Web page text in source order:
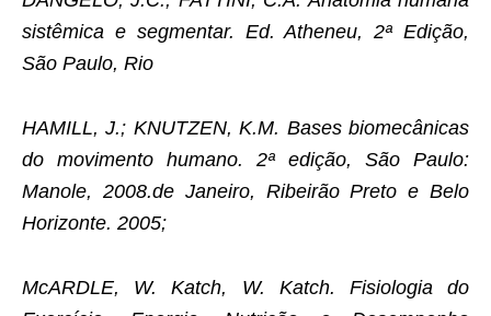
sistêmica e segmentar. Ed. Atheneu, 2ª Edição,
São Paulo, Rio
HAMILL, J.; KNUTZEN, K.M. Bases biomecânicas
do movimento humano. 2ª edição, São Paulo:
Manole, 2008.de Janeiro, Ribeirão Preto e Belo
Horizonte. 2005;
McARDLE, W. Katch, W. Katch. Fisiologia do